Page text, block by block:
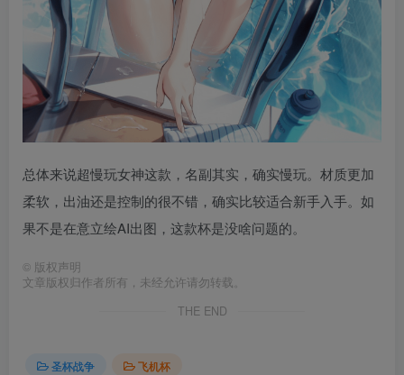
总体来说超慢玩女神这款，名副其实，确实慢玩。材质更加
柔软，出油还是控制的很不错，确实比较适合新手入手。如
果不是在意立绘AI出图，这款杯是没啥问题的。
© 版权声明
文章版权归作者所有，未经允许请勿转载。
THE END
圣杯战争 飞机杯